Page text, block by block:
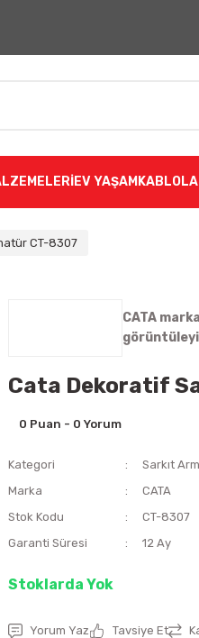
EV YAŞAM
CT-8307
CATA
Cata Dekoratif
0 Puan - 0 Yorum
Kategori
Sarkıt
Marka
CATA
Stok Kodu
CT-8307
Garanti Süresi
12 Ay
Stoklarda Yok
Yorum Yaz Tavsiye Et